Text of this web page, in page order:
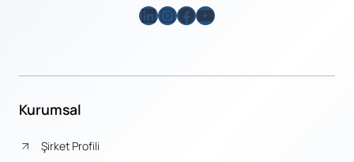
LinkedIn
Instagram
Facebook
YouTube
Kurumsal
Şirket Profili